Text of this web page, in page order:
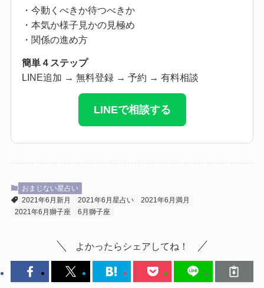
・今動くべきか待つべきか
・本気か様子見かの見極め
・関係の進め方
簡単４ステップ
LINE追加 → 無料登録 → 予約 → 有料相談
LINEで相談する
おまじない星占い
2021年6月新月
2021年6月星占い
2021年6月満月
2021年6月獅子座
6月獅子座
よかったらシェアしてね！